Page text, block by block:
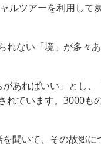
ツアーを利用して
ない「境」が多々
あればいい」とし
ています。3000
聞いて、その故郷